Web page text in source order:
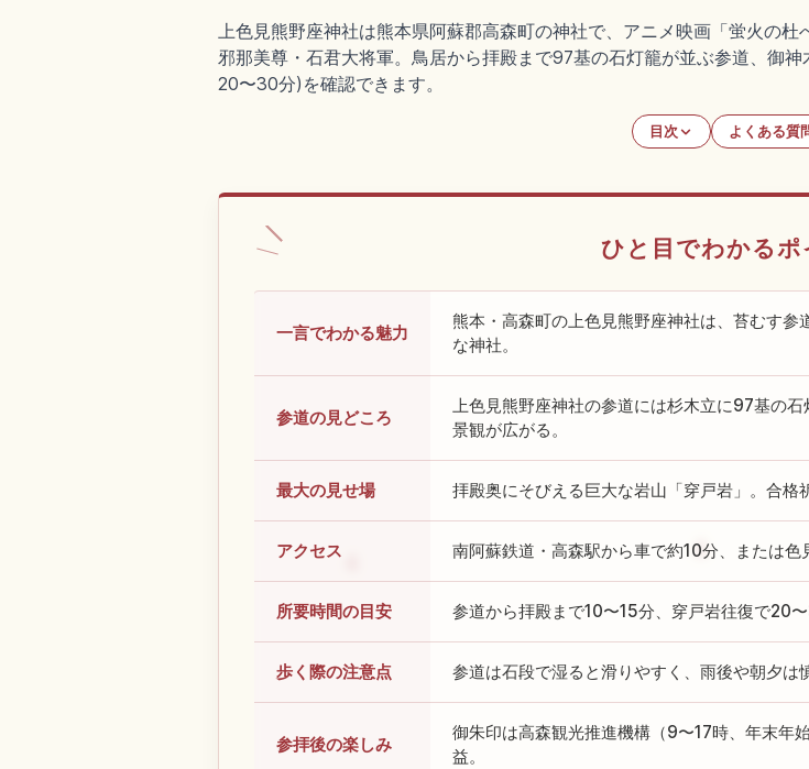
上色見熊野座神社は熊本県阿蘇郡高森町の神社で、アニメ映画「蛍火の
邪那美尊・石君大将軍。鳥居から拝殿まで97基の石灯籠が並ぶ参道、御
20〜30分)を確認できます。
目次 よくある質
ひと目でわかるポ
一言でわかる魅力
熊本・高森町の上色見熊野座神社は、苔むす
な神社。
参道の見どころ
上色見熊野座神社の参道には杉木立に97基の
景観が広がる。
最大の見せ場 拝殿奥にそびえる巨大な岩山「穿戸岩」。合格
アクセス 南阿蘇鉄道・高森駅から車で約10分、または色
所要時間の目安 参道から拝殿まで10〜15分、穿戸岩往復で20
歩く際の注意点 参道は石段で湿ると滑りやすく、雨後や朝夕は
参拝後の楽しみ
御朱印は高森観光推進機構（9〜17時、年末年
益。